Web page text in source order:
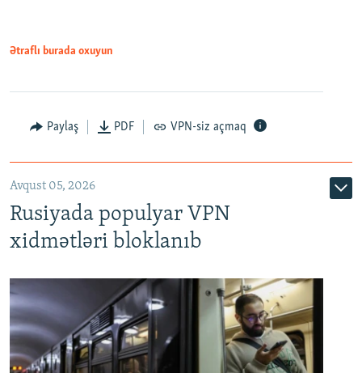
Ətraflı burada oxuyun
Paylaş PDF VPN-siz açmaq
Avqust 05, 2026
Rusiyada populyar VPN
xidmətləri bloklanıb